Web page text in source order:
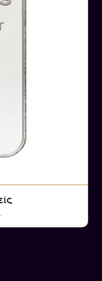
σφραγίδα του
από το
του
Η εγχάρακτη
όλα τα
το